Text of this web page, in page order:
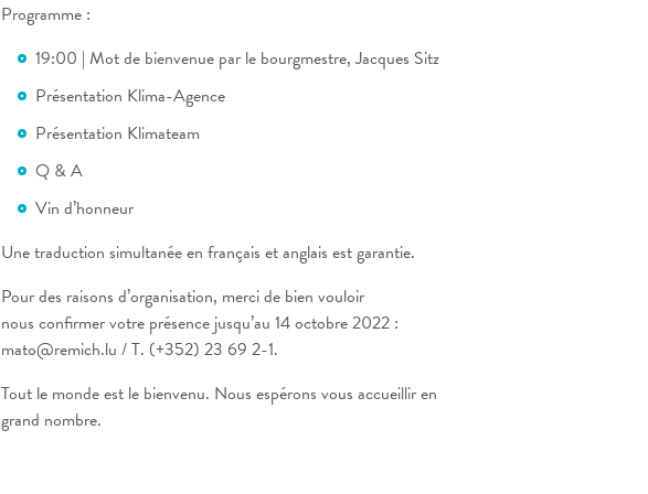
Programme :
19:00 | Mot de bienvenue par le bourgmestre, Jacques Sitz
Présentation Klima-Agence
Présentation Klimateam
Q & A
Vin d’honneur
Une traduction simultanée en français et anglais est garantie.
Pour des raisons d’organisation, merci de bien vouloir
nous confirmer votre présence jusqu’au 14 octobre 2022 :
mato@remich.lu / T. (+352) 23 69 2-1.
Tout le monde est le bienvenu. Nous espérons vous accueillir en
grand nombre.